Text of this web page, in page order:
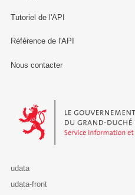
Tutoriel de l'API
Référence de l'API
Nous contacter
Le Gouvernement du Grand-
udata
udata-front